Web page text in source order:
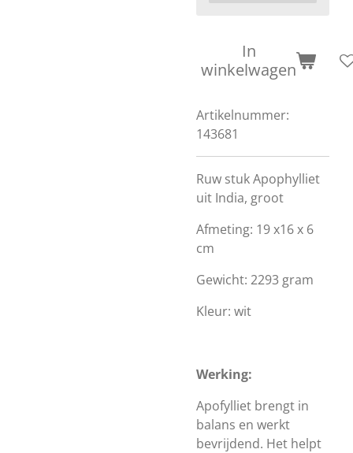
In
winkelwagen
Artikelnummer:
143681
Ruw stuk Apophylliet
uit India, groot
Afmeting: 19 x16 x 6
cm
Gewicht: 2293 gram
Kleur: wit
Werking:
Apofylliet brengt in
balans en werkt
bevrijdend. Het helpt